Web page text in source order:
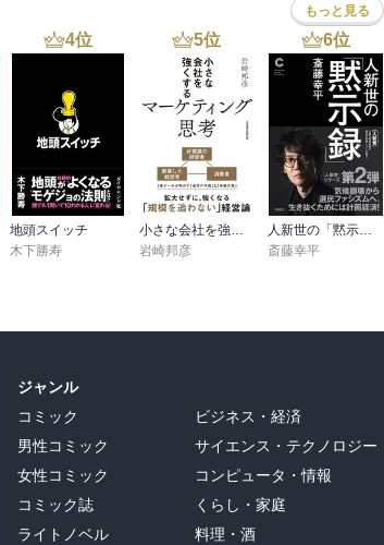
もっと見る
4位
地頭スイッチ
木下勝寿
5位
小さな会社を強くするマーケティング思考
岩崎邦彦
6位
人新世の「黙示録」（集英社シリーズ・コモン）
斎藤幸平
ジャンル
コミック
男性コミック
女性コミック
コミック誌
ライトノベル
ビジネス・経済
サイエンス・テクノロジー
コンピュータ・情報
くらし・家庭
料理・酒